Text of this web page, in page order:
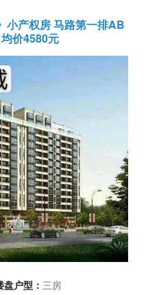
小产权房 马路第一排AB
价4580元
盘户型： 三房